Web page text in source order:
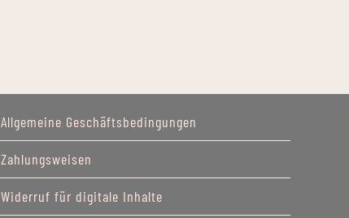
Allgemeine Geschäftsbedingungen
Zahlungsweisen
Widerruf für digitale Inhalte